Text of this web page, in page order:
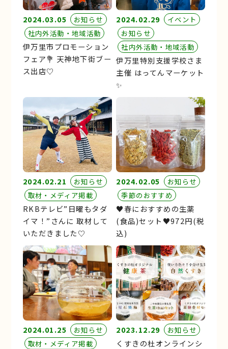
2024.03.05
お知らせ
社内外活動・地域活動
伊万里市プロモーション
フェア💐 天神地下街ブー
ス出店♡
2024.02.29
イベント
お知らせ
社内外活動・地域活動
伊万里特別支援学校さま
主催 はってんマーケット
✨
2024.02.21
お知らせ
取材・メディア掲載
RKBテレビ”日曜もタダ
イマ！”さんに 取材して
いただきました♡
2024.02.05
お知らせ
季節のおすすめ
♥︎春におすすめの生薬
(食品)セット♥︎972円(税
込)
2024.01.25
お知らせ
取材・メディア掲載
2023.12.29 お知らせ
くすきの杜オンラインシ